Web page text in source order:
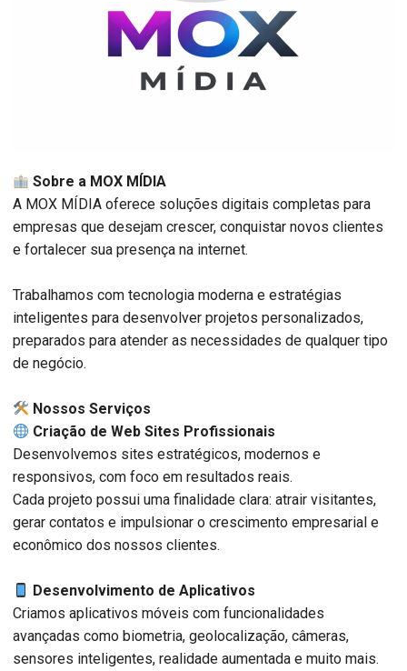
Sobre a MOX MÍDIA
A MOX MÍDIA oferece soluções digitais completas para
empresas que desejam crescer, conquistar novos clientes
e fortalecer sua presença na internet.
Trabalhamos com tecnologia moderna e estratégias
inteligentes para desenvolver projetos personalizados,
preparados para atender as necessidades de qualquer tipo
de negócio.
️ Nossos Serviços
Criação de Web Sites Profissionais
Desenvolvemos sites estratégicos, modernos e
responsivos, com foco em resultados reais.
Cada projeto possui uma finalidade clara: atrair visitantes,
gerar contatos e impulsionar o crescimento empresarial e
econômico dos nossos clientes.
Desenvolvimento de Aplicativos
Criamos aplicativos móveis com funcionalidades
avançadas como biometria, geolocalização, câmeras,
sensores inteligentes, realidade aumentada e muito mais.